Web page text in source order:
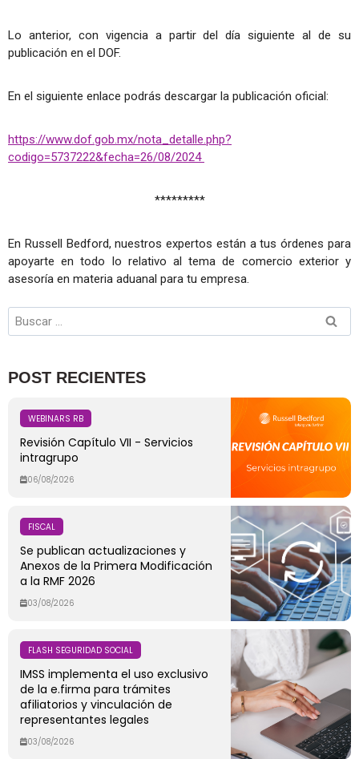
Lo anterior, con vigencia a partir del día siguiente al de su
publicación en el DOF.
En el siguiente enlace podrás descargar la publicación oficial:
https://www.dof.gob.mx/nota_detalle.php?
codigo=5737222&fecha=26/08/2024
*********
En Russell Bedford, nuestros expertos están a tus órdenes para
apoyarte en todo lo relativo al tema de comercio exterior y
asesoría en materia aduanal para tu empresa.
POST RECIENTES
WEBINARS RB
Revisión Capítulo VII - Servicios
intragrupo
06/08/2026
FISCAL
Se publican actualizaciones y
Anexos de la Primera Modificación
a la RMF 2026
03/08/2026
FLASH SEGURIDAD SOCIAL
IMSS implementa el uso exclusivo
de la e.firma para trámites
afiliatorios y vinculación de
representantes legales
03/08/2026